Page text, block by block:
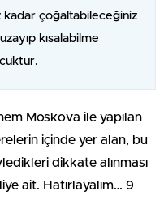
kadar çoğaltabileceğiniz
kısalabilme
Moskova ile yapılan
içinde yer alan, bu
dikkate alınması
ait. Hatırlayalım… 9